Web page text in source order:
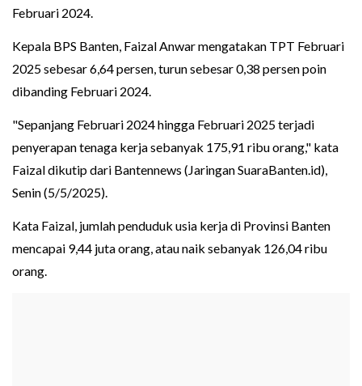
Februari 2024.
Kepala BPS Banten, Faizal Anwar mengatakan TPT Februari
2025 sebesar 6,64 persen, turun sebesar 0,38 persen poin
dibanding Februari 2024.
"Sepanjang Februari 2024 hingga Februari 2025 terjadi
penyerapan tenaga kerja sebanyak 175,91 ribu orang," kata
Faizal dikutip dari Bantennews (Jaringan SuaraBanten.id),
Senin (5/5/2025).
Kata Faizal, jumlah penduduk usia kerja di Provinsi Banten
mencapai 9,44 juta orang, atau naik sebanyak 126,04 ribu
orang.